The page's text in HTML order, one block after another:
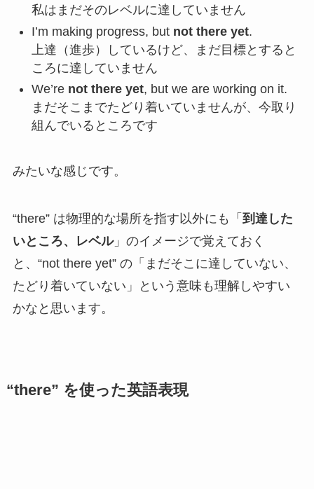
私はまだそのレベルに達していません
I’m making progress, but not there yet.
上達（進歩）しているけど、まだ目標とすると
ころに達していません
We’re not there yet, but we are working on it.
まだそこまでたどり着いていませんが、今取り
組んでいるところです
みたいな感じです。
“there” は物理的な場所を指す以外にも「 到達した
いところ、レベル」のイメージで覚えておく
と、“not there yet” の「まだそこに達していない、
たどり着いていない」という意味も理解しやすい
かなと思います。
“there” を使った英語表現